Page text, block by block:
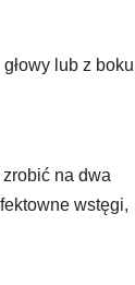
lub z
zrobić na dwa
wstęgi,